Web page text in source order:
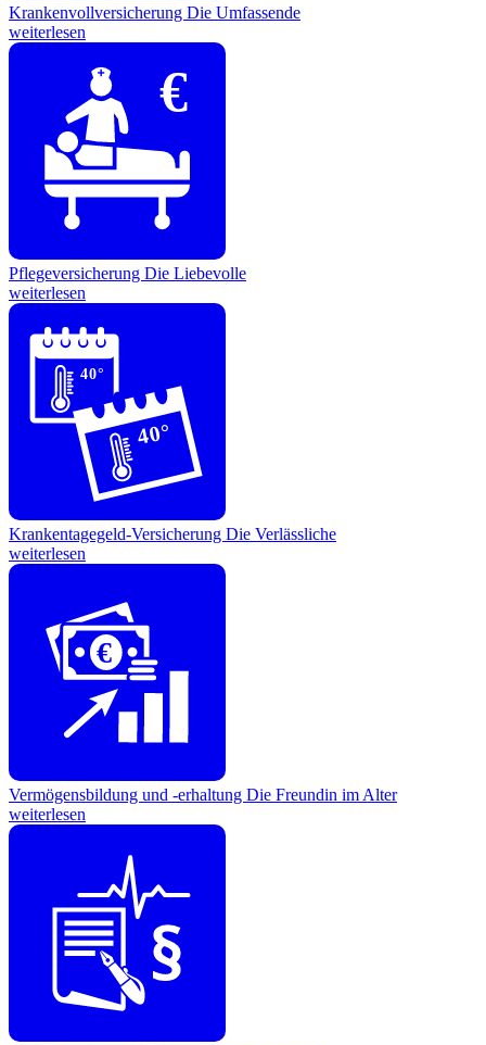
Krankenvollversicherung Die Umfassende
weiterlesen
€
Pflegeversicherung Die Liebevolle
weiterlesen
40°
40°
Krankentagegeld-Versicherung Die Verlässliche
weiterlesen
€
Vermögensbildung und -erhaltung Die Freundin im Alter
weiterlesen